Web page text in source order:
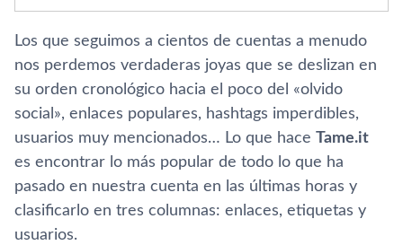
Los que seguimos a cientos de cuentas a menudo
nos perdemos verdaderas joyas que se deslizan en
su orden cronológico hacia el poco del «olvido
social», enlaces populares, hashtags imperdibles,
usuarios muy mencionados… Lo que hace Tame.it
es encontrar lo más popular de todo lo que ha
pasado en nuestra cuenta en las últimas horas y
clasificarlo en tres columnas: enlaces, etiquetas y
usuarios.